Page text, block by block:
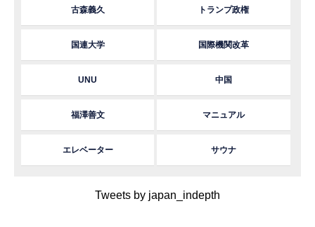
古森義久 トランプ政権
国連大学 国際機関改革
UNU 中国
福澤善文 マニュアル
エレベーター サウナ
Tweets by japan_indepth